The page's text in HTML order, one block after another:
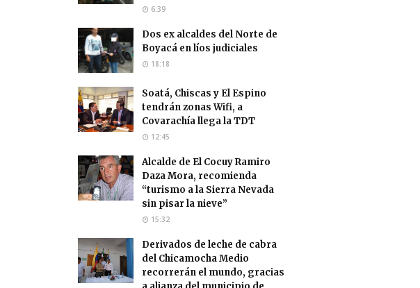
6:39
Dos ex alcaldes del Norte de
Boyacá en líos judiciales
18:18
Soatá, Chiscas y El Espino
tendrán zonas Wifi, a
Covarachía llega la TDT
12:45
Alcalde de El Cocuy Ramiro
Daza Mora, recomienda
“turismo a la Sierra Nevada
sin pisar la nieve”
15:32
Derivados de leche de cabra
del Chicamocha Medio
recorrerán el mundo, gracias